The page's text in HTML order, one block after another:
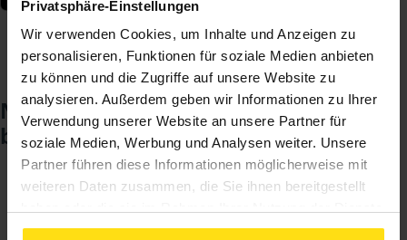
Privatsphäre-Einstellungen
Wir verwenden Cookies, um Inhalte und Anzeigen zu
personalisieren, Funktionen für soziale Medien anbieten
zu können und die Zugriffe auf unsere Website zu
analysieren. Außerdem geben wir Informationen zu Ihrer
Verwendung unserer Website an unsere Partner für
soziale Medien, Werbung und Analysen weiter. Unsere
Partner führen diese Informationen möglicherweise mit
weiteren Daten zusammen, die Sie ihnen bereitgestellt
gesammelt haben. Indem Sie auf Einverstanden klicken,
Noch keinen Zugang? So einfach
beantragen Sie ihn.
1
wollen.